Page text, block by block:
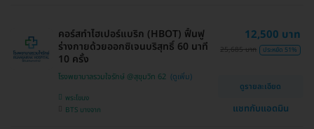
พระนครศรีอยุธยา
คอร์สทำไฮเปอร์แบริก (HBOT) ฟื้นฟู
ร่างกายด้วยออกซิเจนบริสุทธิ์ 60 นาที
10 ครั้ง
โรงพยาบาลรวมใจรักษ์ @สุขุมวิท 62
พระโขนง
BTS บางจาก
12,500 บาท
25,685 บาท ประหยัด 51%
ดูรายละเอียด
แชทกับแอดมิน